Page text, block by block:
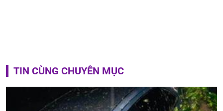
TIN CÙNG CHUYÊN MỤC